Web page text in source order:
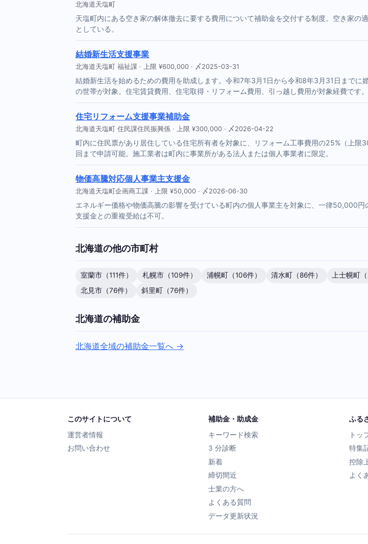
北海道天塩町
天塩町内にある空き家の解体撤去に要する費用について補助金を交付する制度。空き家
としている。
結婚新生活支援事業
北海道天塩町 福祉課 · 上限 ¥600,000 · 〆2025-03-31
結婚新生活を始めるための費用を助成します。令和7年3月1日から令和8年3月31日まで
の世帯が対象。住宅賃貸費用、住宅取得・リフォーム費用、引っ越し費用が対象経費です。
住宅リフォーム支援事業補助金
北海道天塩町 住民課住民振興係 · 上限 ¥300,000 · 〆2026-04-22
町内に住民票があり居住している住宅所有者を対象に、リフォーム工事費用の25%（上
回まで申請可能。施工業者は町内に事業所がある法人または個人事業者に限定。
物価高騰対応個人事業主支援金
北海道天塩町企画商工課 · 上限 ¥50,000 · 〆2026-06-30
エネルギー価格や物価高騰の影響を受けている町内の個人事業主を対象に、一律50,000
支援金との重複受給は不可。
北海道の他の市町村
室蘭市（111件） 札幌市（109件） 浦幌町（106件） 清水町（86件） 上士幌町（
北見市（76件）
斜里町（76件）
北海道の補助金
北海道全域の補助金一覧へ →
このサイトについて
運営者情報
お問い合わせ
補助金・助成金
キーワード検索
3 分診断
新着
締切間近
士業の方へ
よくある質問
データ更新状況
ふる
トッ
特集
控除
よく